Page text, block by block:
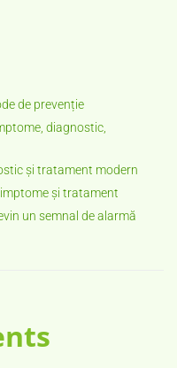
de prevenție
diagnostic,
și tratament modern
și tratament
un semnal de alarmă